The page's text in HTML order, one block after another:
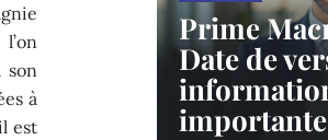
son
à
est
Prime
Date de